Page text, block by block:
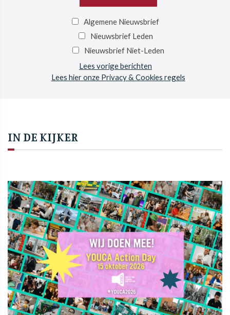
Algemene Nieuwsbrief
Nieuwsbrief Leden
Nieuwsbrief Niet-Leden
Lees vorige berichten
Lees hier onze Privacy & Cookies regels
IN DE KIJKER